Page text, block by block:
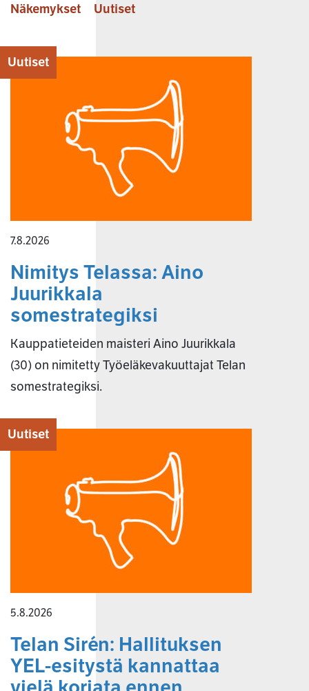
Näkemykset
Uutiset
Uutiset
7.8.2026
Nimitys Telassa: Aino
Juurikkala
somestrategiksi
Kauppatieteiden maisteri Aino Juurikkala
(30) on nimitetty Työeläkevakuuttajat Telan
somestrategiksi.
Uutiset
5.8.2026
Telan Sirén: Hallituksen
YEL-esitystä kannattaa